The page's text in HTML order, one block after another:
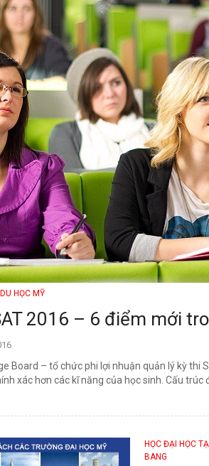
HỌC MỸ
2016 – 6 điểm mới
Board – tổ chức phi lợi nhuận quản lý kỳ thi
xác hơn các kĩ năng của học sinh. Cấu trúc
HỌC ĐẠI HỌC
BANG